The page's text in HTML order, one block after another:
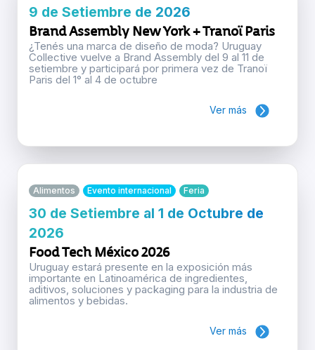
9 de Setiembre de 2026
Brand Assembly New York + Tranoï Paris
¿Tenés una marca de diseño de moda? Uruguay
Collective vuelve a Brand Assembly del 9 al 11 de
setiembre y participará por primera vez de Tranoï
Paris del 1° al 4 de octubre
Ver más
Alimentos Evento internacional Feria
30 de Setiembre al 1 de Octubre de
2026
Food Tech México 2026
Uruguay estará presente en la exposición más
importante en Latinoamérica de ingredientes,
aditivos, soluciones y packaging para la industria de
alimentos y bebidas.
Ver más